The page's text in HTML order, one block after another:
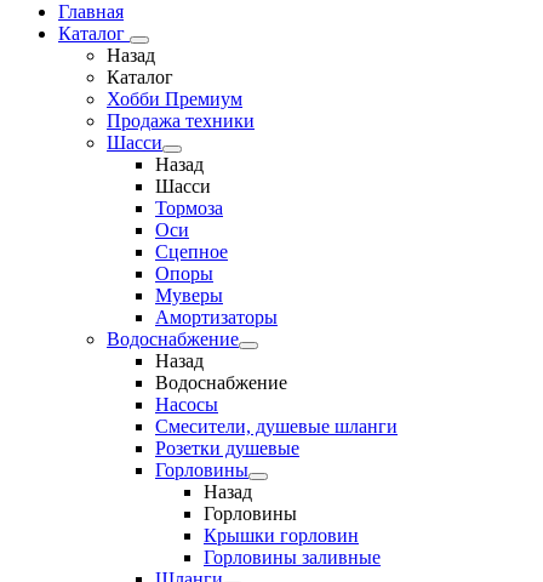
Главная
Каталог
Назад
Каталог
Хобби Премиум
Продажа техники
Шасси
Назад
Шасси
Тормоза
Оси
Сцепное
Опоры
Муверы
Амортизаторы
Водоснабжение
Назад
Водоснабжение
Насосы
Смесители, душевые шланги
Розетки душевые
Горловины
Назад
Горловины
Крышки горловин
Горловины заливные